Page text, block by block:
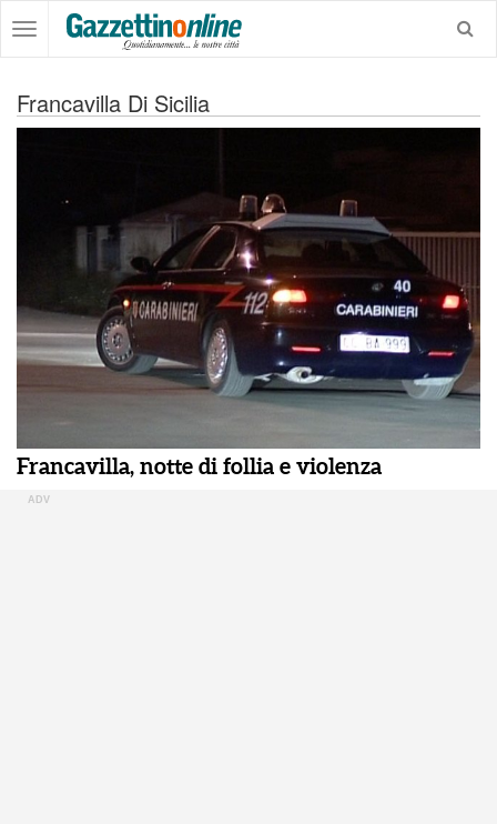
Francavilla Di Sicilia
Francavilla, notte di follia e violenza